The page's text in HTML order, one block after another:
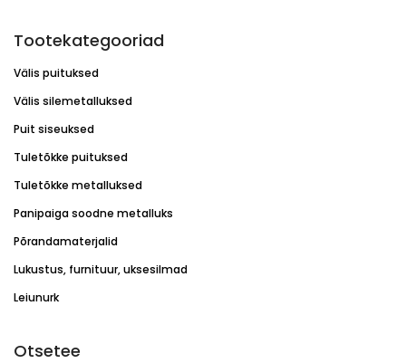
Tootekategooriad
Välis puituksed
Välis silemetalluksed
Puit siseuksed
Tuletõkke puituksed
Tuletõkke metalluksed
Panipaiga soodne metalluks
Põrandamaterjalid
Lukustus, furnituur, uksesilmad
Leiunurk
Otsetee